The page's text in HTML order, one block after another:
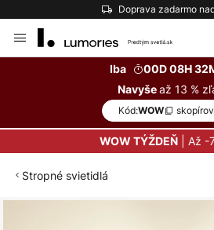
Doprava zadarmo
to
Iba
00D 08H
Navyšeaž 13 %
Kód:WOW
WOW TÝŽDEŇ| Až -
Stropné svietidlá